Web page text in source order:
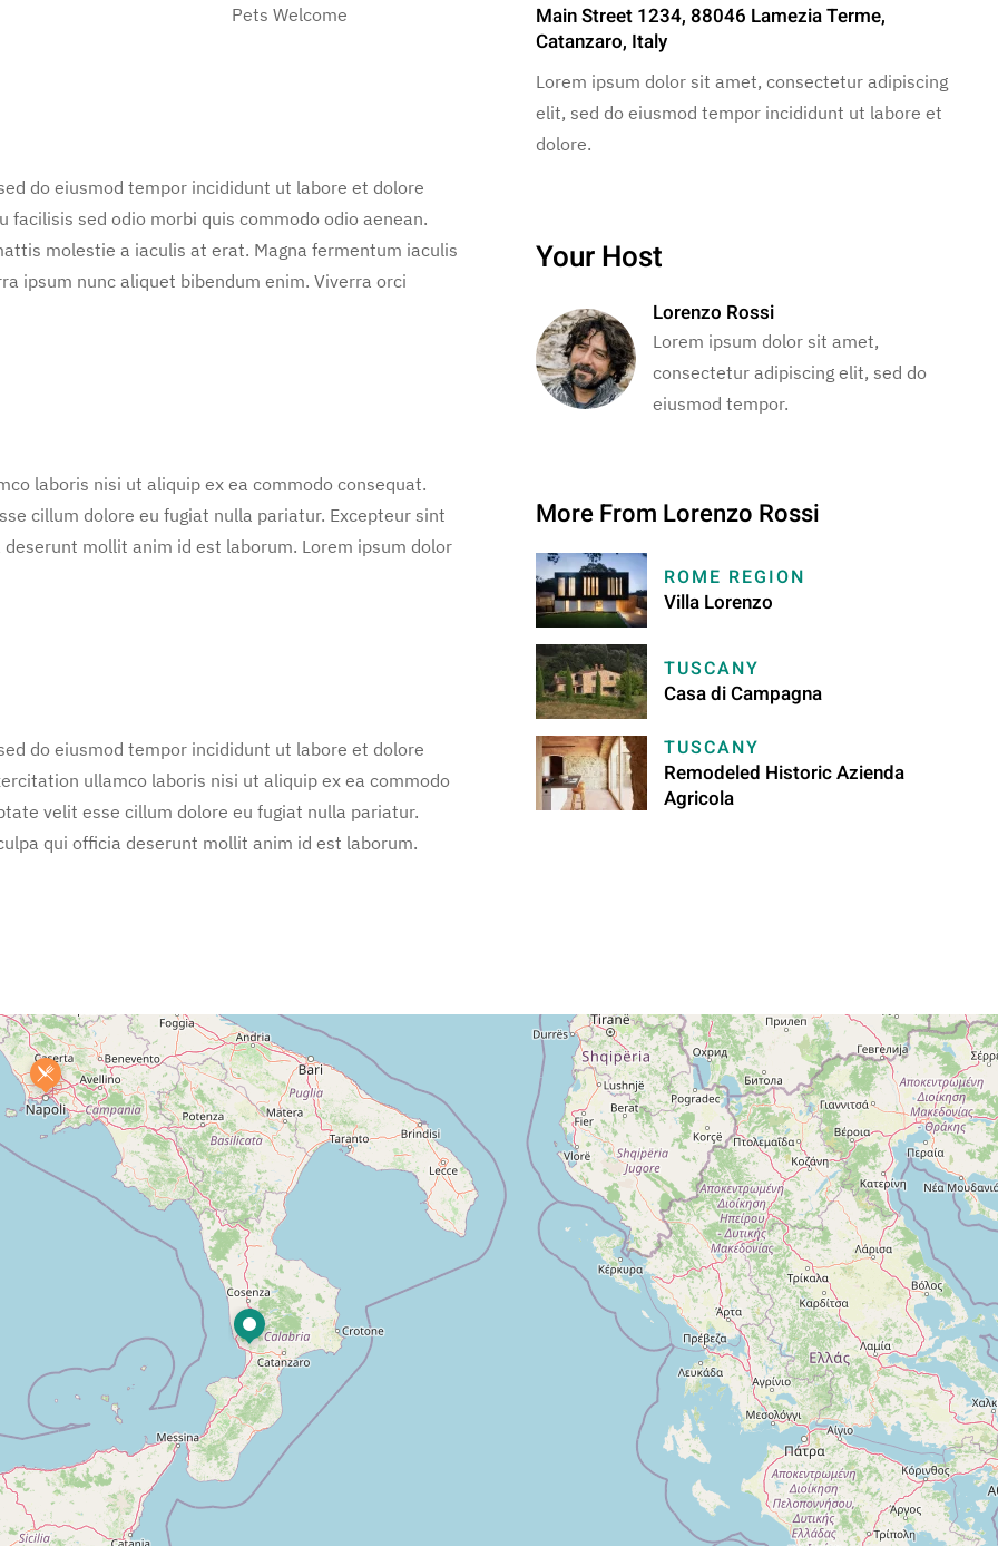
Pets Welcome
do eiusmod tempor incididunt ut labore et dolore
sed odio morbi quis commodo odio aenean.
molestie a iaculis at erat. Magna fermentum iaculis
ipsum nunc aliquet bibendum enim. Viverra orci
laboris nisi ut aliquip ex ea commodo consequat.
cillum dolore eu fugiat nulla pariatur. Excepteur sint
mollit anim id est laborum. Lorem ipsum dolor
do eiusmod tempor incididunt ut labore et dolore
ullamco laboris nisi ut aliquip ex ea commodo
velit esse cillum dolore eu fugiat nulla pariatur.
qui officia deserunt mollit anim id est laborum.
Main Street 1234, 88046 Lamezia Terme,
Catanzaro, Italy
Lorem ipsum dolor sit amet, consectetur adipiscing
elit, sed do eiusmod tempor incididunt ut labore et
dolore.
Your Host
Lorenzo Rossi
Lorem ipsum dolor sit amet,
consectetur adipiscing elit, sed do
eiusmod tempor.
More From Lorenzo Rossi
ROME REGION
Villa Lorenzo
TUSCANY
Casa di Campagna
TUSCANY
Remodeled Historic Azienda
Agricola